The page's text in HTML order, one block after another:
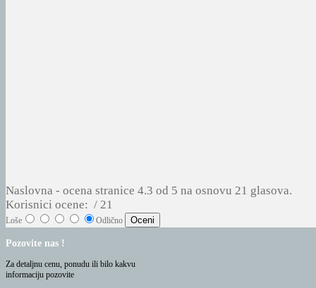
Naslovna - ocena stranice 4.3 od 5 na osnovu 21 glasova.
Korisnici ocene: / 21
Loše Odlično
Pozovite nas !
Za detaljnu cenu, ponudu ili bilo kakvu
informaciju pozovite